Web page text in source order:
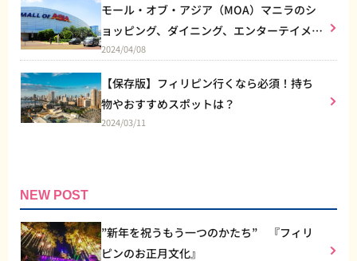
モール・オブ・アジア（MOA）マニラのシ
ョッピング、ダイニング、エンターテイメン
トなど総合施設
2024/04/08
【保存版】フィリピン行くなら必須！持ち
物やおすすめスポットは？
2024/03/11
NEW POST
”新年を祝うもう一つのかたち” 『フィリ
ピンのお正月文化』